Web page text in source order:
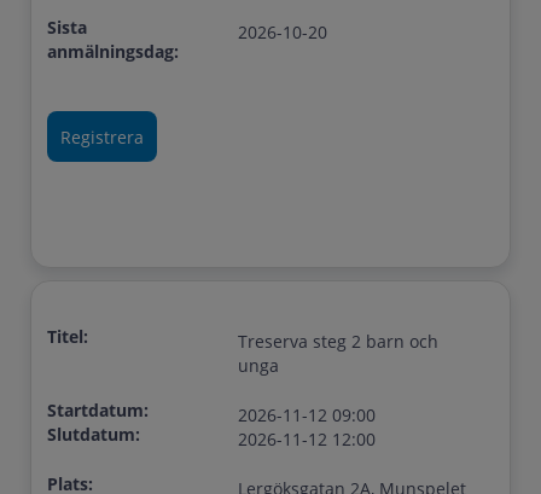
Sista
anmälningsdag:
2026-10-20
Titel:
Treserva steg 2 barn och
unga
Startdatum:
Slutdatum:
2026-11-12 09:00
2026-11-12 12:00
Plats:
Lergöksgatan 2A, Munspelet